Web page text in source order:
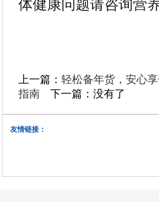
体健康问题请咨询营
上一篇： 轻松备年货，安心
指南
下一篇：没有了
友情链接：